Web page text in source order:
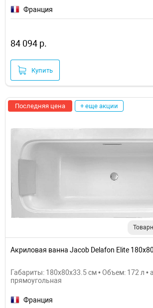
Франция
84 094 р.
Купить
Последняя цена + еще акции
Акриловая ванна Jacob Delafon Elite
Габариты: 180x80x33.5 см • Объем: 172 л •
прямоугольная
Франция